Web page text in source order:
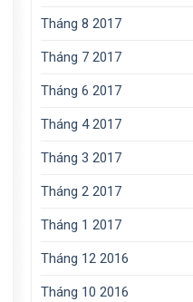
Tháng 8 2017
Tháng 7 2017
Tháng 6 2017
Tháng 4 2017
Tháng 3 2017
Tháng 2 2017
Tháng 1 2017
Tháng 12 2016
Tháng 10 2016